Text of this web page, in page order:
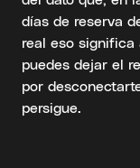
días de reserva
real eso significa
puedes dejar el
por
persigue.